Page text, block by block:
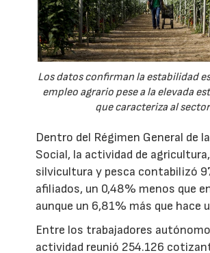
Los datos confirman la estabilidad
empleo agrario pese a la elevada
que caracteriza al
Dentro del Régimen General de
Social, la actividad de
silvicultura y pesca contabilizó
afiliados, un 0,48% menos que
aunque un 6,81% más que hace
Entre los trabajadores
actividad reunió 254.126